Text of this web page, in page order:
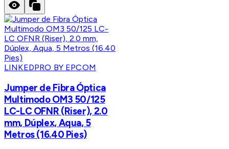
LINKEDPRO BY EPCOM
Jumper de Fibra Óptica
Multimodo OM3 50/125
LC-LC OFNR (Riser), 2.0
mm, Dúplex, Aqua, 5
Metros (16.40 Pies)